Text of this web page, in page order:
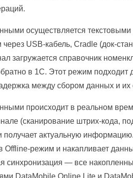
осуществляется
USB-кабель, Cradle (док-
загружается справочник
в 1С. Этот режим
между сбором данных и
происходит в реальном
(сканирование штрих-кода,
получает актуальную
Offline-режим и накапливает
синхронизация — все
DataMobile Online Lite и